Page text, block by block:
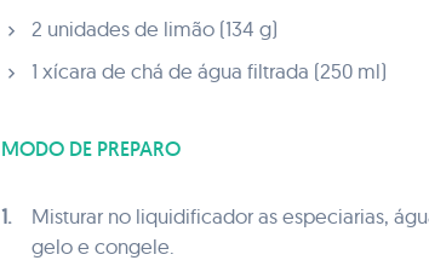
2 unidades de limão (134 g)
1 xícara de chá de água filtrada (250 ml)
MODO DE PREPARO
1.
Misturar no liquidificador as especiarias,
gelo e congele.